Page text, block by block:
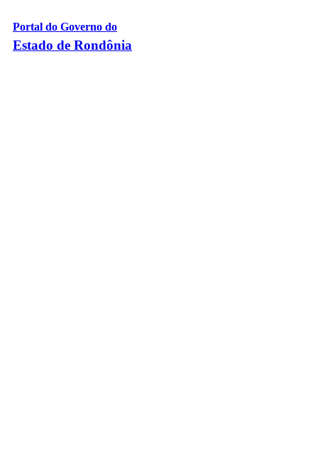
Portal do Governo do
Estado de Rondônia